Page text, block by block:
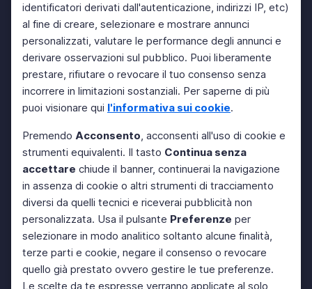
identificatori derivati dall'autenticazione, indirizzi IP, etc)
al fine di creare, selezionare e mostrare annunci
personalizzati, valutare le performance degli annunci e
derivare osservazioni sul pubblico. Puoi liberamente
prestare, rifiutare o revocare il tuo consenso senza
incorrere in limitazioni sostanziali. Per saperne di più
puoi visionare qui l'informativa sui cookie.
Premendo Acconsento, acconsenti all'uso di cookie e
strumenti equivalenti. Il tasto Continua senza
accettare chiude il banner, continuerai la navigazione
in assenza di cookie o altri strumenti di tracciamento
diversi da quelli tecnici e riceverai pubblicità non
personalizzata. Usa il pulsante Preferenze per
selezionare in modo analitico soltanto alcune finalità,
terze parti e cookie, negare il consenso o revocare
quello già prestato ovvero gestire le tue preferenze.
Le scelte da te espresse verranno applicate al solo